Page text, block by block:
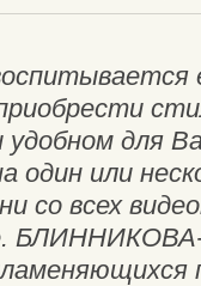
удобном для
или
со всех